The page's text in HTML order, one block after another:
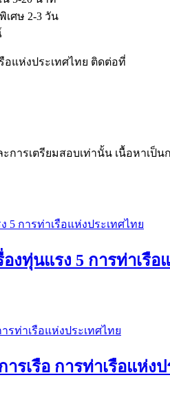
เศษ 2-3 วัน
แห่งประเทศไทย ติดต่อที่
ารเตรียมสอบเท่านั้น เนื้อหาเป็
งทุ่นแรง 5 การท่าเรือ
รเรือ การท่าเรือแห่งป